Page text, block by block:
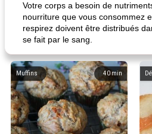
Votre corps a besoin de
nourriture que vous consommez
respirez doivent être distribués
se fait par le sang.
40 min
Muffins